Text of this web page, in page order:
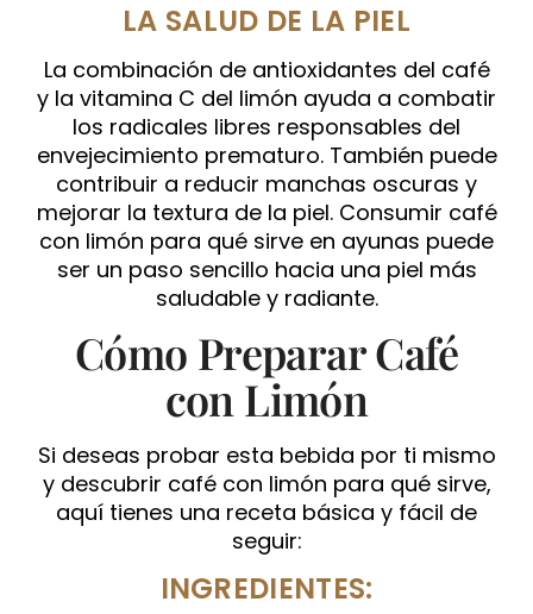
LA SALUD DE LA PIEL
La combinación de antioxidantes del café
y la vitamina C del limón ayuda a combatir
los radicales libres responsables del
envejecimiento prematuro. También puede
contribuir a reducir manchas oscuras y
mejorar la textura de la piel. Consumir café
con limón para qué sirve en ayunas puede
ser un paso sencillo hacia una piel más
saludable y radiante.
Cómo Preparar Café
con Limón
Si deseas probar esta bebida por ti mismo
y descubrir café con limón para qué sirve,
aquí tienes una receta básica y fácil de
seguir:
INGREDIENTES: